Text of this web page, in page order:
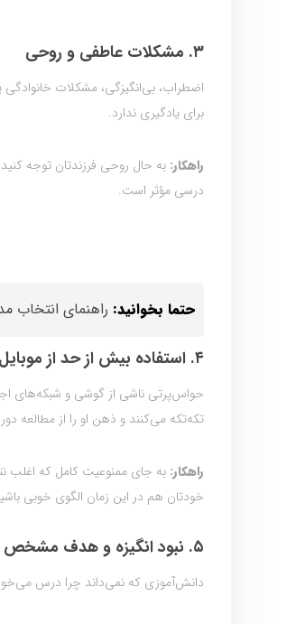
۳. مشکلات عاطفی و روحی
اضطراب، بی‌انگیزگی، مشکلات
برای یادگیری ندارد.
راهکار: به حال روحی فرزندتان توجه
درسی مؤثر است.
حتما بخوانید: راهنمای انتخاب
۴. استفاده بیش از حد از موبایل و فضای مجازی
حواس‌پرتی ناشی از گوشی و شبکه‌های
تکه‌تکه می‌کنند و ذهن او را از مطالعه
راهکار: به جای ممنوعیت کامل که اغلب
خودتان هم در این زمان الگوی خوبی
۵. نبود انگیزه و هدف مشخص
دانش‌آموزی که نمی‌داند چرا درس